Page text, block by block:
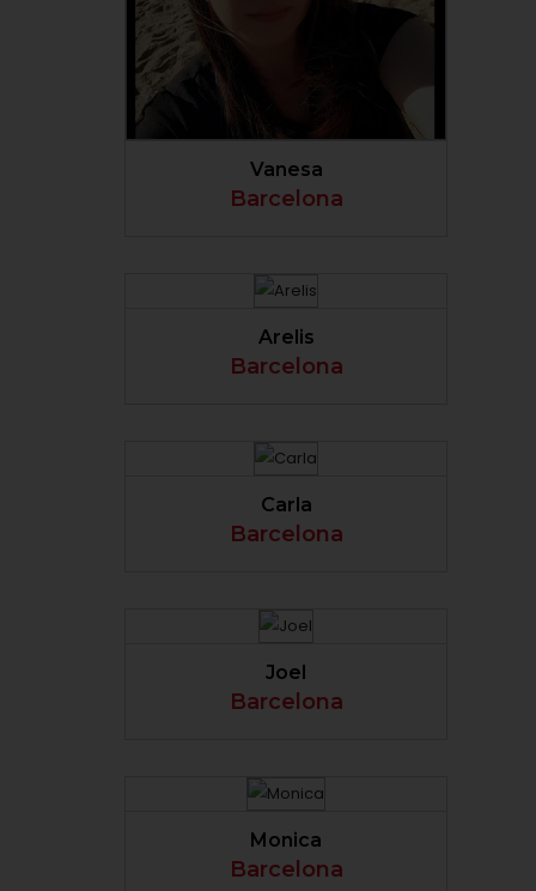
Vanesa
Barcelona
Arelis
Barcelona
Carla
Barcelona
Joel
Barcelona
Monica
Barcelona